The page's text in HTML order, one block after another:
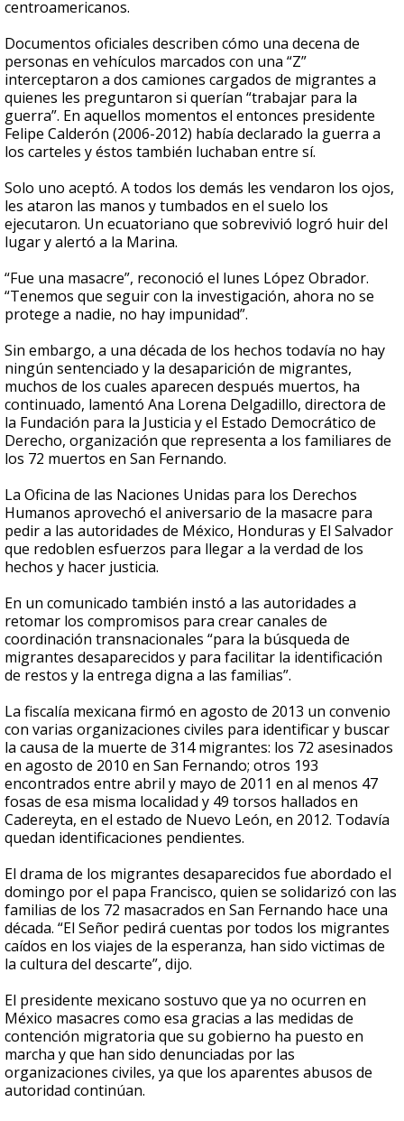
centroamericanos.
Documentos oficiales describen cómo una decena de
personas en vehículos marcados con una “Z”
interceptaron a dos camiones cargados de migrantes a
quienes les preguntaron si querían “trabajar para la
guerra”. En aquellos momentos el entonces presidente
Felipe Calderón (2006-2012) había declarado la guerra a
los carteles y éstos también luchaban entre sí.
Solo uno aceptó. A todos los demás les vendaron los ojos,
les ataron las manos y tumbados en el suelo los
ejecutaron. Un ecuatoriano que sobrevivió logró huir del
lugar y alertó a la Marina.
“Fue una masacre”, reconoció el lunes López Obrador.
“Tenemos que seguir con la investigación, ahora no se
protege a nadie, no hay impunidad”.
Sin embargo, a una década de los hechos todavía no hay
ningún sentenciado y la desaparición de migrantes,
muchos de los cuales aparecen después muertos, ha
continuado, lamentó Ana Lorena Delgadillo, directora de
la Fundación para la Justicia y el Estado Democrático de
Derecho, organización que representa a los familiares de
los 72 muertos en San Fernando.
La Oficina de las Naciones Unidas para los Derechos
Humanos aprovechó el aniversario de la masacre para
pedir a las autoridades de México, Honduras y El Salvador
que redoblen esfuerzos para llegar a la verdad de los
hechos y hacer justicia.
En un comunicado también instó a las autoridades a
retomar los compromisos para crear canales de
coordinación transnacionales “para la búsqueda de
migrantes desaparecidos y para facilitar la identificación
de restos y la entrega digna a las familias”.
La fiscalía mexicana firmó en agosto de 2013 un convenio
con varias organizaciones civiles para identificar y buscar
la causa de la muerte de 314 migrantes: los 72 asesinados
en agosto de 2010 en San Fernando; otros 193
encontrados entre abril y mayo de 2011 en al menos 47
fosas de esa misma localidad y 49 torsos hallados en
Cadereyta, en el estado de Nuevo León, en 2012. Todavía
quedan identificaciones pendientes.
El drama de los migrantes desaparecidos fue abordado el
domingo por el papa Francisco, quien se solidarizó con las
familias de los 72 masacrados en San Fernando hace una
década. “El Señor pedirá cuentas por todos los migrantes
caídos en los viajes de la esperanza, han sido victimas de
la cultura del descarte”, dijo.
El presidente mexicano sostuvo que ya no ocurren en
México masacres como esa gracias a las medidas de
contención migratoria que su gobierno ha puesto en
marcha y que han sido denunciadas por las
organizaciones civiles, ya que los aparentes abusos de
autoridad continúan.